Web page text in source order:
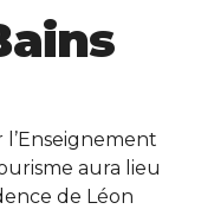
l’Enseignement
aura lieu
de Léon